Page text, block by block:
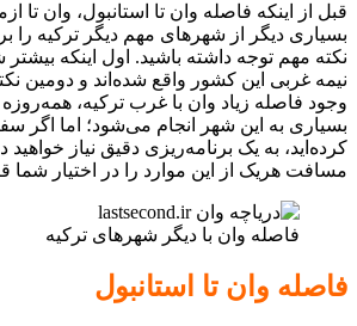
قبل از اینکه فاصله وان تا استانبول، وان تا
بسیاری دیگر از شهرهای مهم دیگر ترکیه را
نکته مهم توجه داشته باشید. اول اینکه
نیمه غربی این کشور واقع شده‌اند و دومین
وجود فاصله زیاد وان با غرب ترکیه،
بسیاری به این شهر انجام می‌شود؛ اما اگر
کرده‌اید، به یک برنامه‌ریزی دقیق نیاز خواهید
مسافت هریک از این موارد را در اختیار شما
فاصله وان با دیگر شهرهای ترکیه
فاصله وان تا استانبول